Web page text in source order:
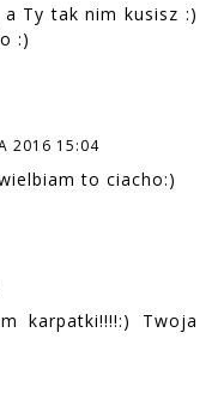
a Ty tak nim kusisz :)
:)
2016 15:04
to ciacho:)
karpatki!!!!:) Twoja